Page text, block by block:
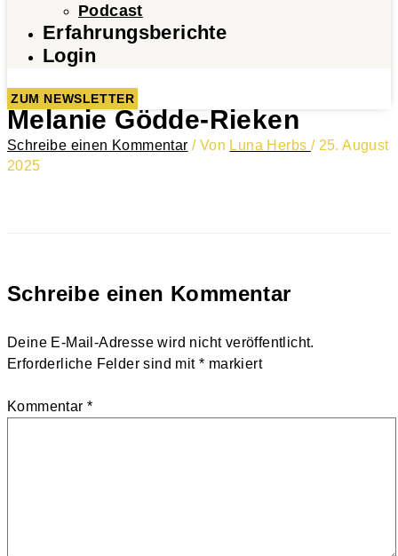
Podcast
Erfahrungsberichte
Login
ZUM NEWSLETTER
Melanie Gödde-Rieken
Schreibe einen Kommentar / Von Luna Herbs / 25. August
2025
Schreibe einen Kommentar
Deine E-Mail-Adresse wird nicht veröffentlicht.
Erforderliche Felder sind mit * markiert
Kommentar*